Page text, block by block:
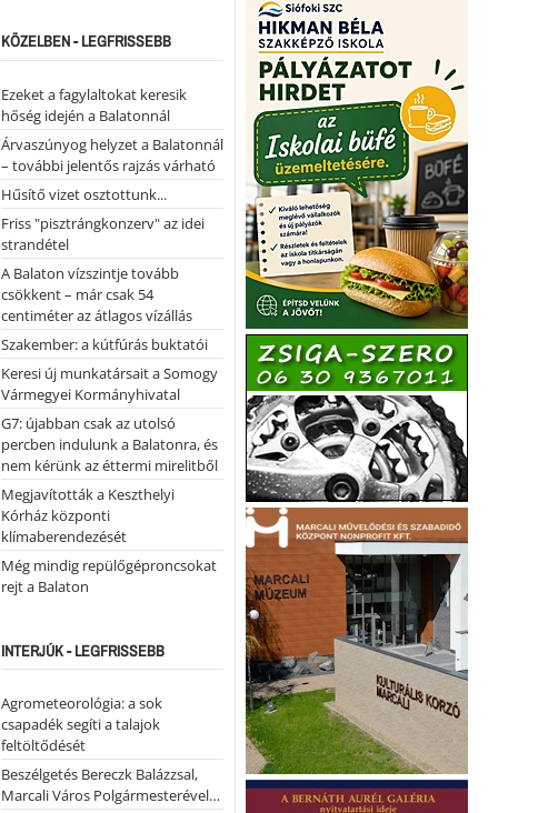
KÖZELBEN - LEGFRISSEBB
Ezeket a fagylaltokat keresik
hőség idején a Balatonnál
Árvaszúnyog helyzet a Balatonnál
– további jelentős rajzás várható
Hűsítő vizet osztottunk...
Friss "pisztrángkonzerv" az idei
strandétel
A Balaton vízszintje tovább
csökkent – már csak 54
centiméter az átlagos vízállás
Szakember: a kútfúrás buktatói
Keresi új munkatársait a Somogy
Vármegyei Kormányhivatal
G7: újabban csak az utolsó
percben indulunk a Balatonra, és
nem kérünk az éttermi mirelitből
Megjavították a Keszthelyi
Kórház központi
klímaberendezését
Még mindig repülőgéproncsokat
rejt a Balaton
INTERJÚK - LEGFRISSEBB
Agrometeorológia: a sok
csapadék segíti a talajok
feltöltődését
Beszélgetés Bereczk Balázzsal,
Marcali Város Polgármesterével…